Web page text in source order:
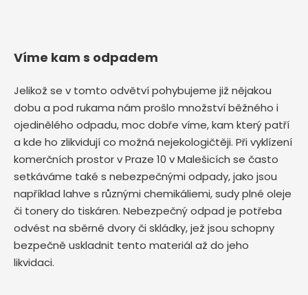
Víme kam s odpadem
Jelikož se v tomto odvětví pohybujeme již nějakou
dobu a pod rukama nám prošlo množství běžného i
ojedinělého odpadu, moc dobře víme, kam který patří
a kde ho zlikvidují co možná nejekologičtěji. Při vyklízení
komerčních prostor v Praze 10 v Malešicích se často
setkáváme také s nebezpečnými odpady, jako jsou
například lahve s různými chemikáliemi, sudy plné oleje
či tonery do tiskáren. Nebezpečný odpad je potřeba
odvést na sběrné dvory či skládky, jež jsou schopny
bezpečně uskladnit tento materiál až do jeho
likvidaci.